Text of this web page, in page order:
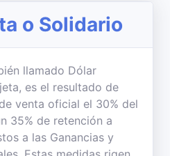
o Solidario
llamado Dólar
es el resultado de
venta oficial el 30% del
35% de retención a
a las Ganancias y